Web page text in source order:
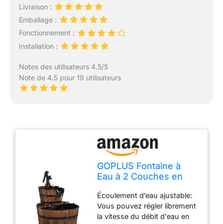
Livraison :
Emballage :
Fonctionnement :
Installation :
Notes des utilisateurs 4.5/5
Note de 4.5 pour 19 utilisateurs
GOPLUS Fontaine à
Eau à 2 Couches en
Écoulement d’Eau
Ajustable, Fontaine
Extérieure avec Pompe
Écoulement d’eau ajustable:
Vous pouvez régler librement
la vitesse du débit d'eau en